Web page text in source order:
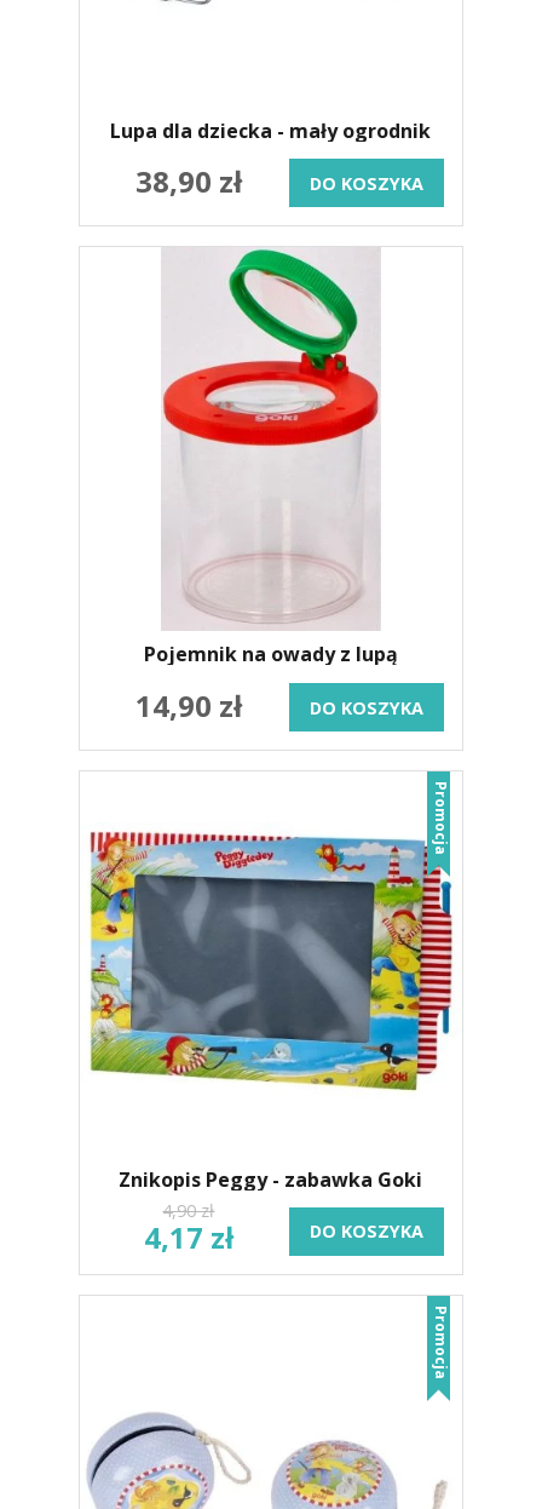
Lupa dla dziecka - mały ogrodnik
38,90 zł DO KOSZYKA
Pojemnik na owady z lupą
14,90 zł DO KOSZYKA
Znikopis Peggy - zabawka Goki
4,90 zł
4,17 zł
Promocja
DO KOSZYKA
Promocja